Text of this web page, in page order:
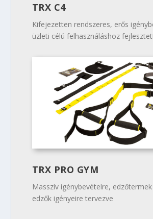
TRX C4
Kifejezetten rendszeres, erős
üzleti célú felhasználáshoz
TRX PRO GYM
Masszív igénybevételre,
edzők igényeire tervezve